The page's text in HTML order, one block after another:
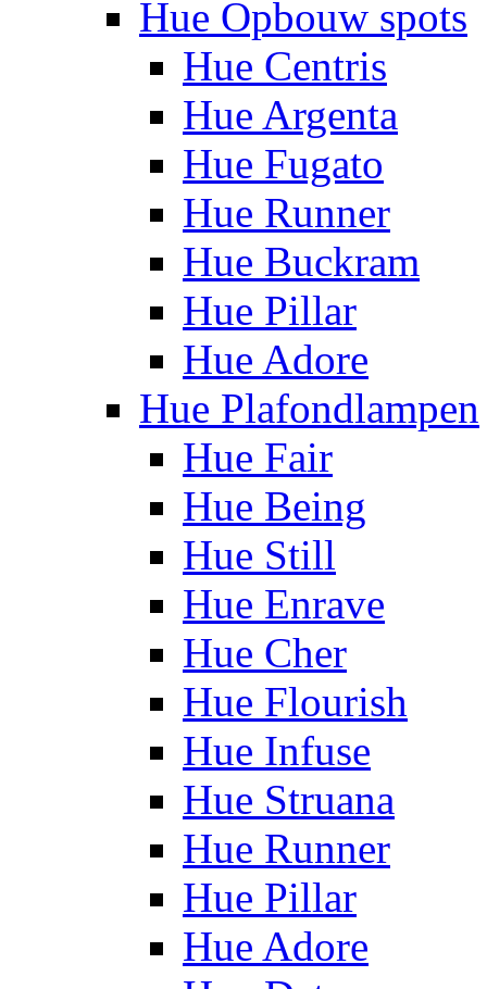
Hue Opbouw spots
Hue Centris
Hue Argenta
Hue Fugato
Hue Runner
Hue Buckram
Hue Pillar
Hue Adore
Hue Plafondlampen
Hue Fair
Hue Being
Hue Still
Hue Enrave
Hue Cher
Hue Flourish
Hue Infuse
Hue Struana
Hue Runner
Hue Pillar
Hue Adore